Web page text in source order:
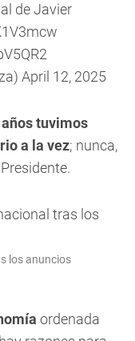
de Javier
April 12, 2025
tuvimos
a la vez; nunca,
los anuncios
ordenada